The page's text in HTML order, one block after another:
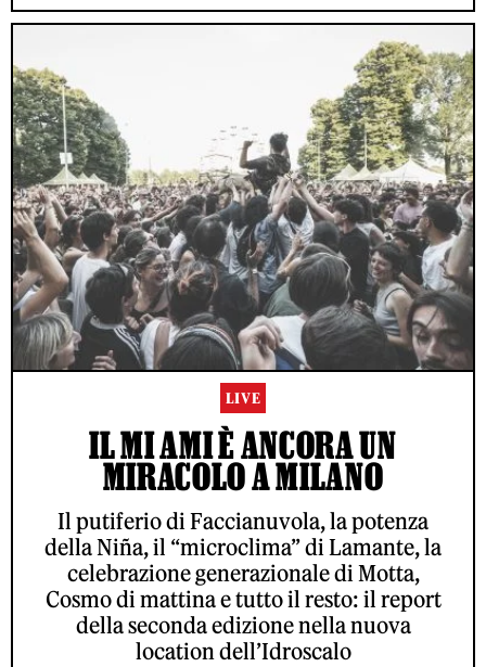
LIVE
IL MI AMI È ANCORA UN
MIRACOLO A MILANO
Il putiferio di Faccianuvola, la potenza
della Niña, il “microclima” di Lamante, la
celebrazione generazionale di Motta,
Cosmo di mattina e tutto il resto: il report
della seconda edizione nella nuova
location dell’Idroscalo